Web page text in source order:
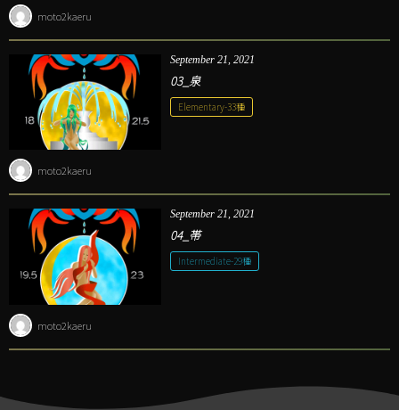
moto2kaeru
September 21 ,2021
03_泉
Elementary-33種
moto2kaeru
September 21,2021
04_帯
Intermediate-29種
moto2kaeru